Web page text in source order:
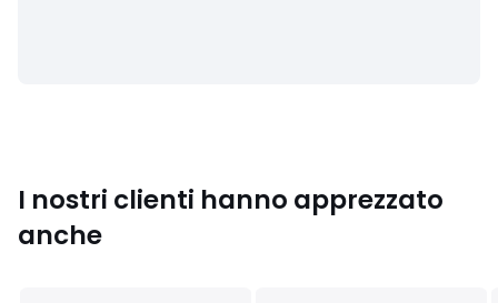
I nostri clienti hanno apprezzato
anche